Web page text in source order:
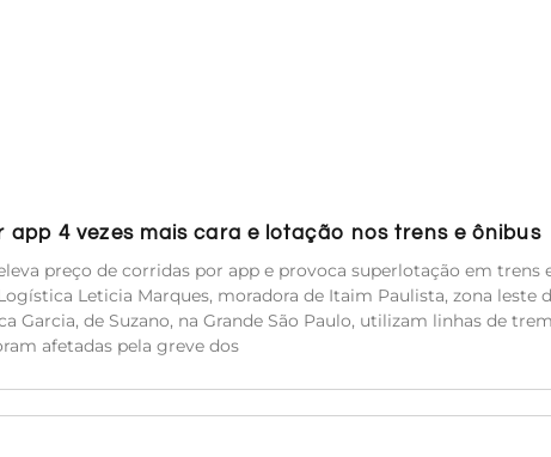
app 4 vezes mais cara e lotação nos trens e ônibus
preço de corridas por app e provoca superlotação em trens
Leticia Marques, moradora de Itaim Paulista, zona leste
Garcia, de Suzano, na Grande São Paulo, utilizam linhas de trem
afetadas pela greve dos